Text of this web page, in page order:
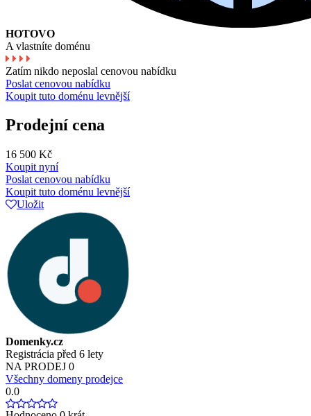
HOTOVO
A vlastníte doménu
Zatím nikdo neposlal cenovou nabídku
Poslat cenovou nabídku
Koupit tuto doménu levnější
Prodejní cena
16 500 Kč
Koupit nyní
Poslat cenovou nabídku
Koupit tuto doménu levnější
Uložit
Domenky.cz
Registrácia před 6 lety
NA PRODEJ 0
Všechny domeny prodejce
0.0